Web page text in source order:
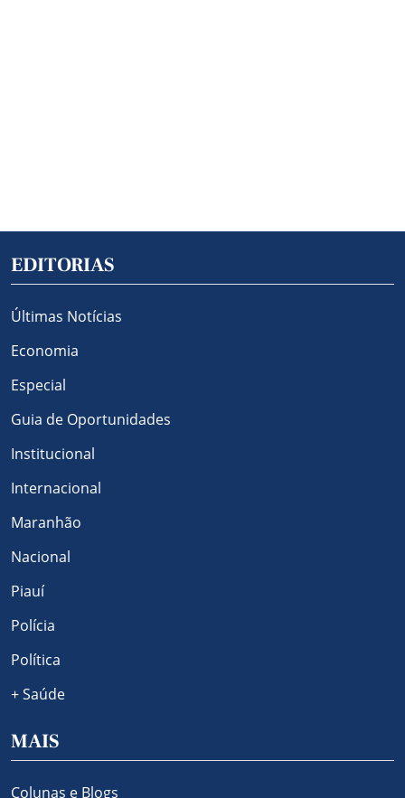
EDITORIAS
Últimas Notícias
Economia
Especial
Guia de Oportunidades
Institucional
Internacional
Maranhão
Nacional
Piauí
Polícia
Política
+ Saúde
MAIS
Colunas e Blogs